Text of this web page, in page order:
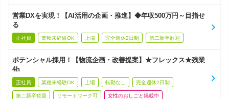
営業DXを実現！【AI活用の企画・推進】◆年収500万円～目指せ
る
正社員 業種未経験OK 上場 完全週休2日制 第二新卒歓迎
ポテンシャル採用！【物流企画・改善提案】★フレックス★残業
4h
正社員 業種未経験OK 上場 転勤なし 完全週休2日制
第二新卒歓迎 リモートワーク可 女性のおしごと掲載中